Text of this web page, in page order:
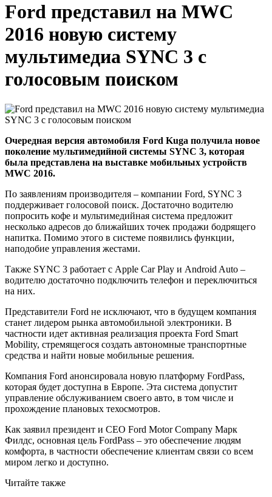
Ford представил на MWC
2016 новую систему
мультимедиа SYNC 3 с
голосовым поиском
Очередная версия автомобиля Ford Kuga получила новое
поколение мультимедийной системы SYNC 3, которая
была представлена на выставке мобильных устройств
MWC 2016.
По заявлениям производителя – компании Ford, SYNC 3
поддерживает голосовой поиск. Достаточно водителю
попросить кофе и мультимедийная система предложит
несколько адресов до ближайших точек продажи бодрящего
напитка. Помимо этого в системе появились функции,
наподобие управления жестами.
Также SYNC 3 работает с Apple Car Play и Android Auto –
водителю достаточно подключить телефон и переключиться
на них.
Представители Ford не исключают, что в будущем компания
станет лидером рынка автомобильной электроники. В
частности идет активная реализация проекта Ford Smart
Mobility, стремящегося создать автономные транспортные
средства и найти новые мобильные решения.
Компания Ford анонсировала новую платформу FordPass,
которая будет доступна в Европе. Эта система допустит
управление обслуживанием своего авто, в том числе и
прохождение плановых техосмотров.
Как заявил президент и СЕО Ford Motor Company Марк
Филдс, основная цель FordPass – это обеспечение людям
комфорта, в частности обеспечение клиентам связи со всем
миром легко и доступно.
Читайте также